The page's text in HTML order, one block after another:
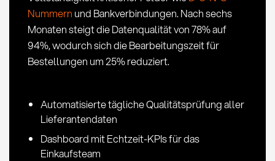
Nummern und Bankverbindungen. Nach sechs
Monaten steigt die Datenqualität von 78% auf
94%, wodurch sich die Bearbeitungszeit für
Bestellungen um 25% reduziert.
Automatisierte tägliche Qualitätsprüfung aller
Lieferantendaten
Dashboard mit Echtzeit-KPIs für das
Einkaufsteam